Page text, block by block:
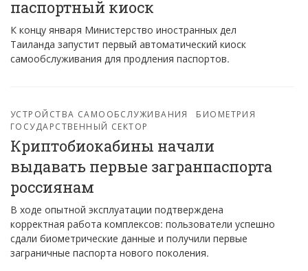
паспортный киоск
К концу января Министерство иностранных дел
Таиланда запустит первый автоматический киоск
самообслуживания для продления паспортов.
УСТРОЙСТВА САМООБСЛУЖИВАНИЯ
БИОМЕТРИЯ
ГОСУДАРСТВЕННЫЙ СЕКТОР
Криптобиокабины начали
выдавать первые загранпаспорта
россиянам
В ходе опытной эксплуатации подтверждена
корректная работа комплексов: пользователи успешно
сдали биометрические данные и получили первые
заграничные паспорта нового поколения.